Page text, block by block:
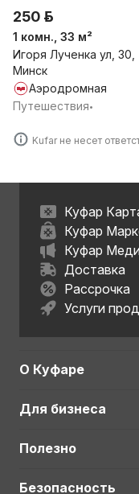
250 р.
1 комн., 33 м²
Игоря Лученка ул, 30,
Минск
Аэродромная
Путешествия•
Kufar не несет
Куфар
Куфар
Куфар
Доставка
Рассрочка
Услуги
О Куфаре
Для бизнеса
Полезно
Безопасность